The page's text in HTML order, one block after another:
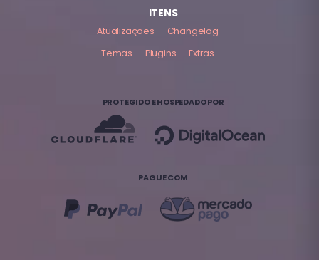
ITENS
Atualizações
Changelog
Temas
Plugins Extras
PROTEGIDO E HOSPEDADO POR
PAGUE COM